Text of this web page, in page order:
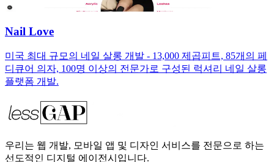
Nail Love
미국 최대 규모의 네일 살롱 개발 - 13,000 제곱피트, 85개의 페
디큐어 의자, 100명 이상의 전문가로 구성된 럭셔리 네일 살롱
플랫폼 개발.
우리는 웹 개발, 모바일 앱 및 디자인 서비스를 전문으로 하는
선도적인 디지털 에이전시입니다.